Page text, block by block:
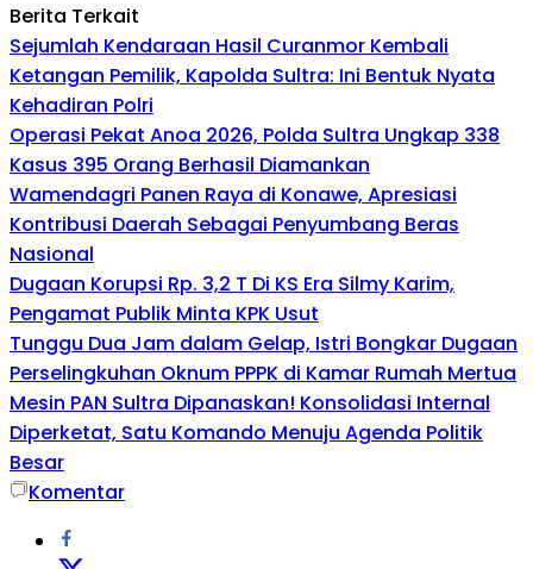
Berita Terkait
Sejumlah Kendaraan Hasil Curanmor Kembali
Ketangan Pemilik, Kapolda Sultra: Ini Bentuk Nyata
Kehadiran Polri
Operasi Pekat Anoa 2026, Polda Sultra Ungkap 338
Kasus 395 Orang Berhasil Diamankan
Wamendagri Panen Raya di Konawe, Apresiasi
Kontribusi Daerah Sebagai Penyumbang Beras
Nasional
Dugaan Korupsi Rp. 3,2 T Di KS Era Silmy Karim,
Pengamat Publik Minta KPK Usut
Tunggu Dua Jam dalam Gelap, Istri Bongkar Dugaan
Perselingkuhan Oknum PPPK di Kamar Rumah Mertua
Mesin PAN Sultra Dipanaskan! Konsolidasi Internal
Diperketat, Satu Komando Menuju Agenda Politik
Besar
Komentar